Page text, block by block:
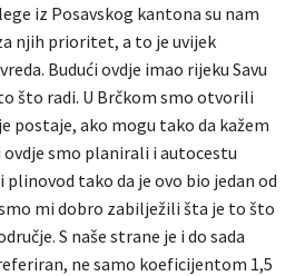
iz Posavskog kantona su nam
njih prioritet, a to je uvijek
Budući ovdje imao rijeku Savu
što radi. U Brčkom smo otvorili
postaje, ako mogu tako da kažem
smo planirali i autocestu
plinovod tako da je ovo bio jedan od
mi dobro zabilježili šta je to što
S naše strane je i do sada
ne samo koeficijentom 1,5